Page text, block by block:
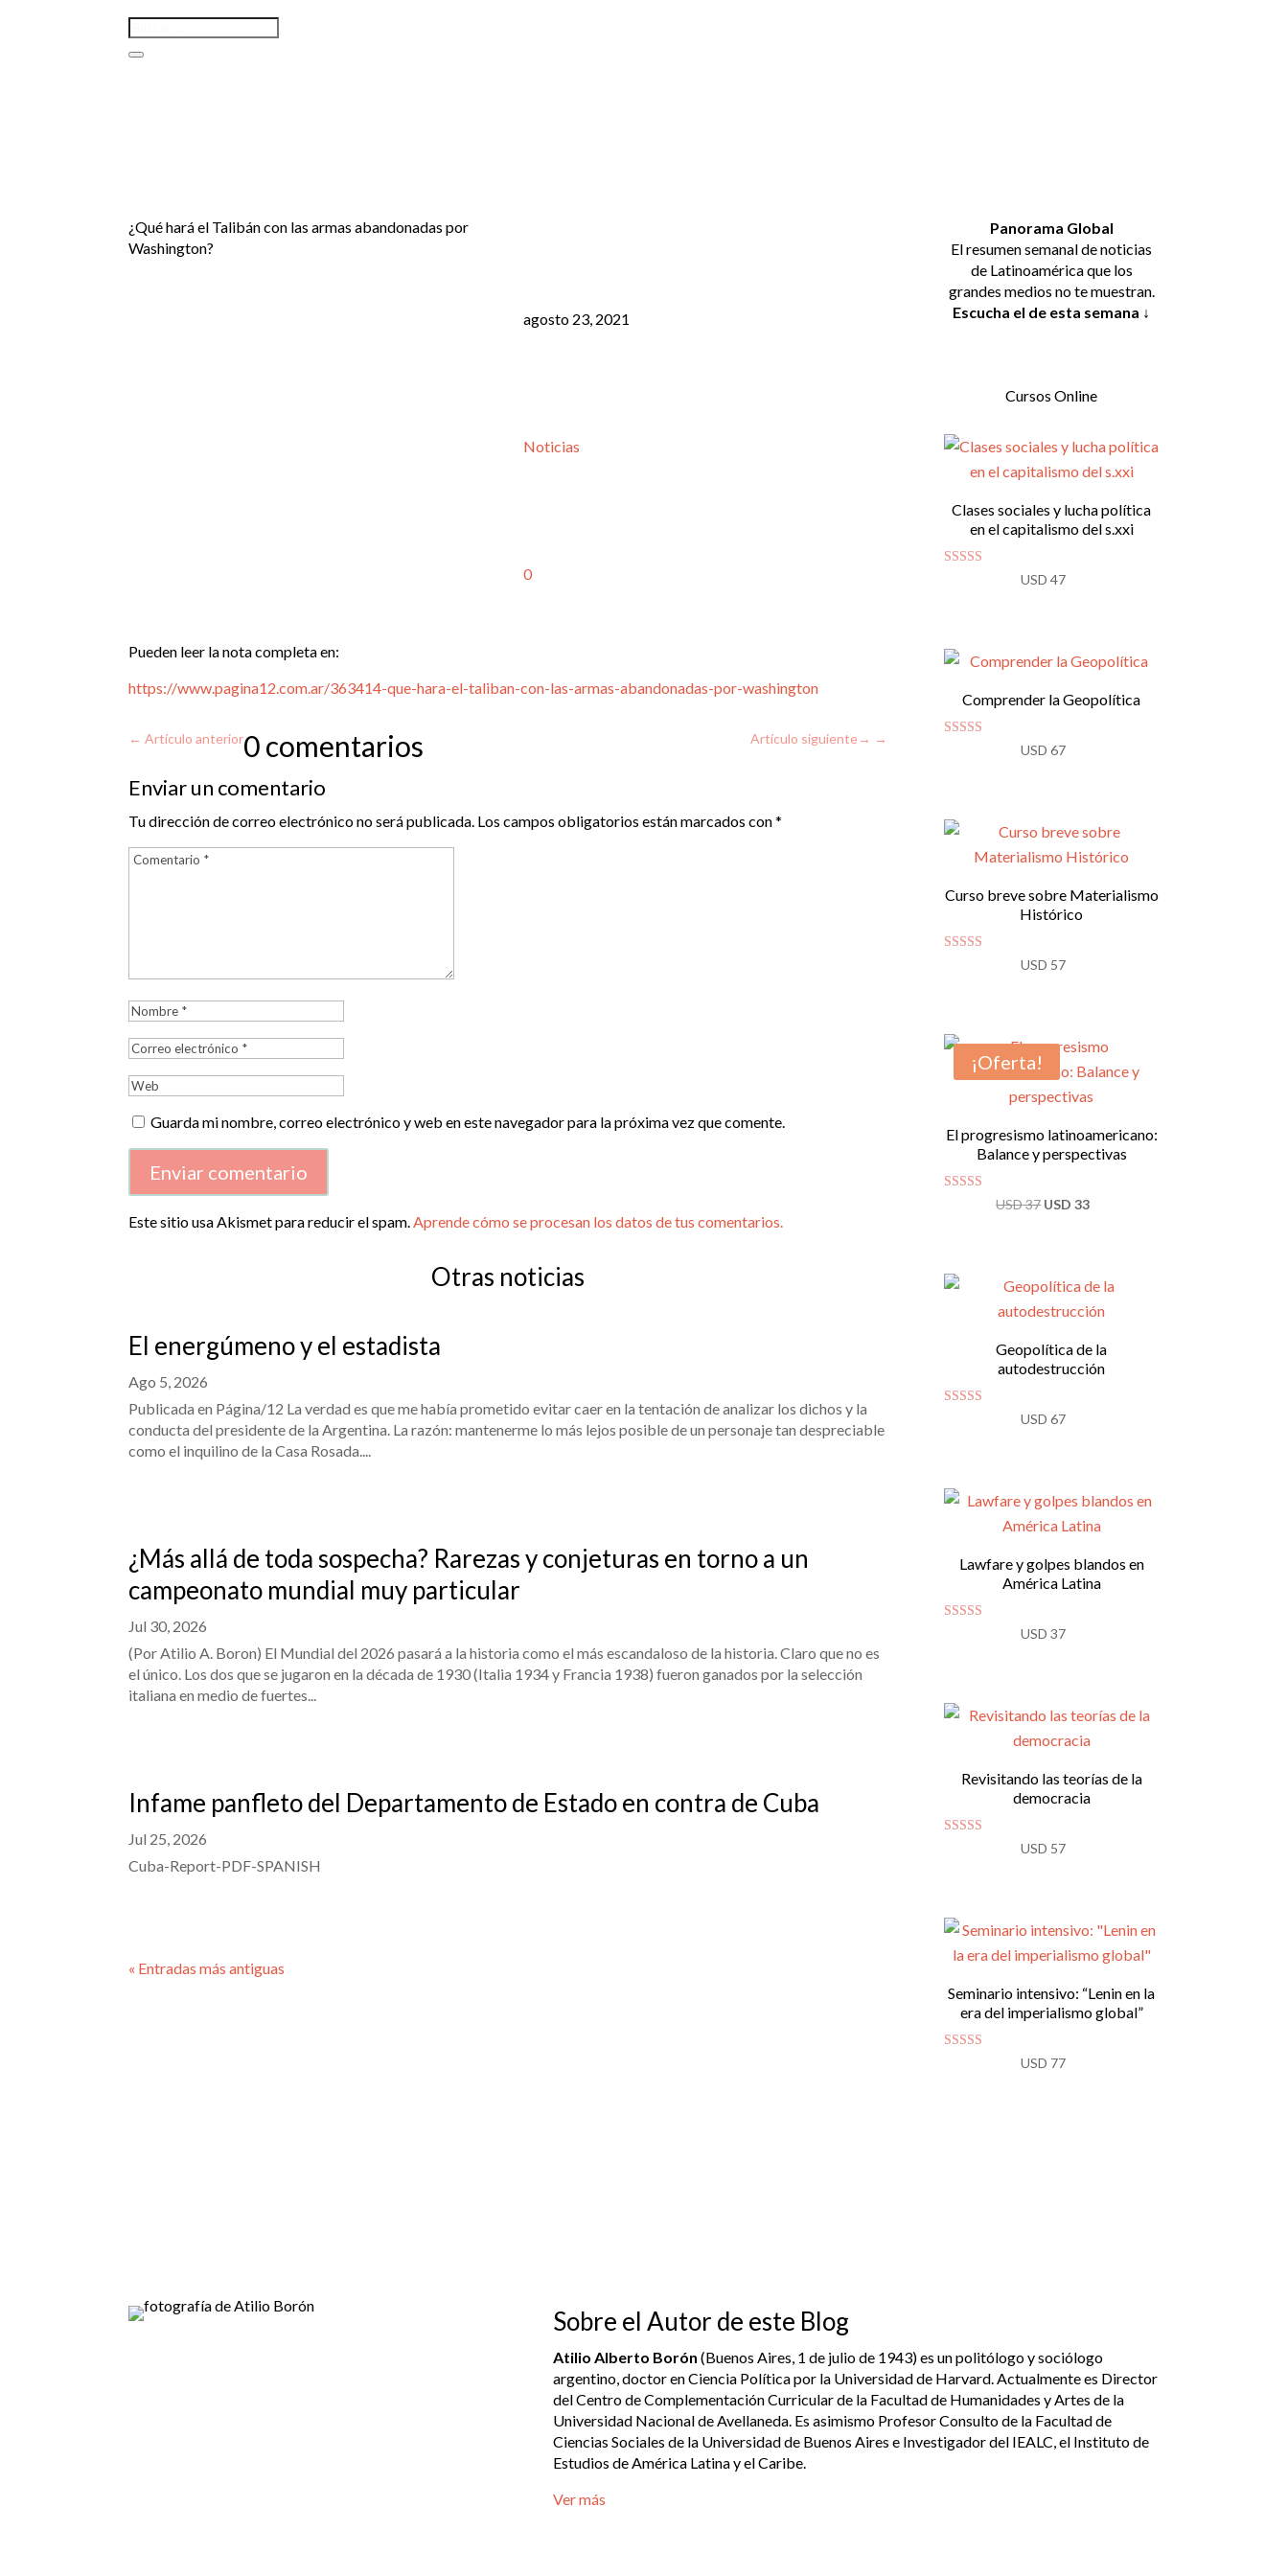
¿Qué hará el Talibán con las armas abandonadas por
Washington?
agosto 23, 2021
Noticias
0
Pueden leer la nota completa en:
https://www.pagina12.com.ar/363414-que-hara-el-taliban-con-las-armas-abandonadas-por-washington
←Artículo anterior Artículo siguiente →
0 comentarios
Enviar un comentario
Tu dirección de correo electrónico no será publicada. Los campos obligatorios están marcados con*
Guarda mi nombre, correo electrónico y web en este navegador para la próxima vez que comente.
Enviar comentario
Este sitio usa Akismet para reducir el spam.Aprende cómo se procesan los datos de tus comentarios.
Otras noticias
El energúmeno y el estadista
Ago 5, 2026
Publicada en Página/12 La verdad es que me había prometido evitar caer en la tentación de analizar los dichos y la
conducta del presidente de la Argentina. La razón: mantenerme lo más lejos posible de un personaje tan despreciable
como el inquilino de la Casa Rosada....
¿Más allá de toda sospecha? Rarezas y conjeturas en torno a un
campeonato mundial muy particular
Jul 30, 2026
(Por Atilio A. Boron) El Mundial del 2026 pasará a la historia como el más escandaloso de la historia. Claro que no es
el único. Los dos que se jugaron en la década de 1930 (Italia 1934 y Francia 1938) fueron ganados por la selección
italiana en medio de fuertes...
Infame panfleto del Departamento de Estado en contra de Cuba
Jul 25, 2026
Cuba-Report-PDF-SPANISH
« Entradas más antiguas
Panorama Global
El resumen semanal de noticias
de Latinoamérica que los
grandes medios no te muestran.
Escucha el de esta semana ↓
Cursos Online
Clases sociales y lucha política
en el capitalismo del s.xxi
USD 47
Comprender la Geopolítica
USD 67
Curso breve sobre Materialismo
Histórico
USD 57
¡Oferta!
El progresismo latinoamericano:
Balance y perspectivas
Valorado con
USD37 El
era:
USD 37.
USD 33El
es:
USD 33.
Geopolítica de la
autodestrucción
USD 67
Lawfare y golpes blandos en
América Latina
USD 37
Revisitando las teorías de la
democracia
USD 57
Seminario intensivo: “Lenin en la
era del imperialismo global”
USD 77
Sobre el Autor de este Blog
Atilio Alberto Borón (Buenos Aires, 1 de julio de 1943) es un politólogo y sociólogo
argentino, doctor en Ciencia Política por la Universidad de Harvard. Actualmente es Director
del Centro de Complementación Curricular de la Facultad de Humanidades y Artes de la
Universidad Nacional de Avellaneda. Es asimismo Profesor Consulto de la Facultad de
Ciencias Sociales de la Universidad de Buenos Aires e Investigador del IEALC, el Instituto de
Estudios de América Latina y el Caribe.
Ver más